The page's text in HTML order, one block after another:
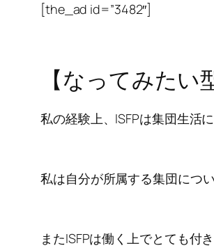
[the_ad id=”3482″]
【なってみたい
私の経験上、ISFPは集団生活
私は自分が所属する集団につ
またISFPは働く上でとても付